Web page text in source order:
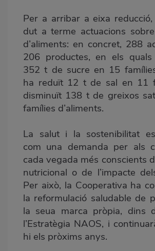
Per a arribar a eixa
dut a terme actuacions
d’aliments: en concret, 288
206 productes, en els
352 t de sucre en 15
ha reduït 12 t de sal en 11
disminuït 138 t de greixos
famílies d’aliments.
La salut i la sostenibilitat
com una demanda per als
cada vegada més conscients
nutricional o de l’impacte
Per això, la Cooperativa ha
la reformulació saludable de
la seua marca pròpia, dins
l’Estratègia NAOS, i
hi els pròxims anys.